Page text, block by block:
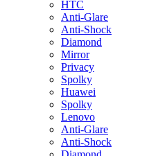
HTC
Anti-Glare
Anti-Shock
Diamond
Mirror
Privacy
Spolky
Huawei
Spolky
Lenovo
Anti-Glare
Anti-Shock